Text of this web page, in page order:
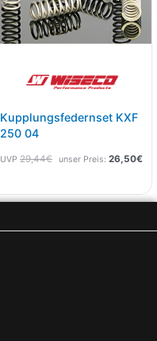
Kupplungsfedernset KXF
250 04
UVP 29,44€ unser Preis: 26,50€